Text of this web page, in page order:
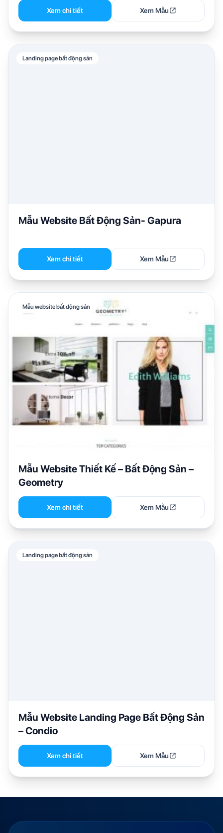
Xem chi tiết Xem Mẫu
Landing page bất động sản
Mẫu Website Bất Động Sản- Gapura
Xem chi tiết Xem Mẫu
Mẫu website bất động sản
Mẫu Website Thiết Kế – Bất Động Sản –
Geometry
Xem chi tiết Xem Mẫu
Landing page bất động sản
Mẫu Website Landing Page Bất Động Sản
– Condio
Xem chi tiết Xem Mẫu